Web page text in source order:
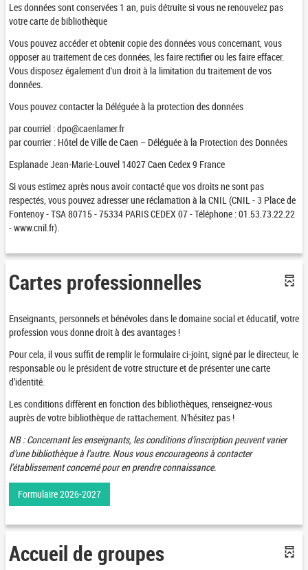
Les données sont conservées 1 an, puis détruite si vous ne renouvelez pas
votre carte de bibliothèque
Vous pouvez accéder et obtenir copie des données vous concernant, vous
opposer au traitement de ces données, les faire rectifier ou les faire effacer.
Vous disposez également d'un droit à la limitation du traitement de vos
données.
Vous pouvez contacter la Déléguée à la protection des données
par courriel : dpo@caenlamer.fr
par courrier : Hôtel de Ville de Caen – Déléguée à la Protection des Données
Esplanade Jean-Marie-Louvel 14027 Caen Cedex 9 France
Si vous estimez après nous avoir contacté que vos droits ne sont pas
respectés, vous pouvez adresser une réclamation à la CNIL (CNIL - 3 Place de
Fontenoy - TSA 80715 - 75334 PARIS CEDEX 07 - Téléphone : 01.53.73.22.22
-www.cnil.fr).
Cartes professionnelles
Enseignants, personnels et bénévoles dans le domaine social et éducatif, votre
profession vous donne droit à des avantages !
Pour cela, il vous suffit de remplir le formulaire ci-joint, signé par le directeur, le
responsable ou le président de votre structure et de présenter une carte
d’identité.
Les conditions diffèrent en fonction des bibliothèques, renseignez-vous
auprès de votre bibliothèque de rattachement. N'hésitez pas !
NB : Concernant les enseignants, les conditions d’inscription peuvent varier
d’une bibliothèque à l’autre. Nous vous encourageons à contacter
l’établissement concerné pour en prendre connaissance.
Formulaire 2026-2027
Accueil de groupes